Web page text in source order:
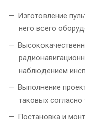
Изготовление
него всего
наблюдением
Выполнение
таковых
Постановка и